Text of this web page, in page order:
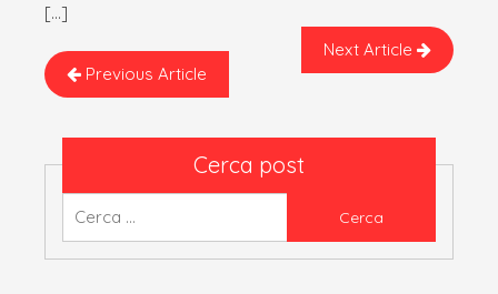
[…]
Previous Article
Next Article
Cerca post